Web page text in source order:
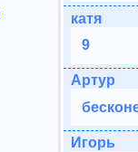
катя
9
Артур
Игорь